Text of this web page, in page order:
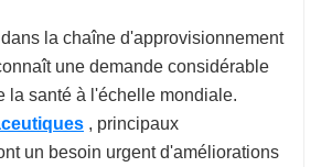
la chaîne d'approvisionnement
une demande considérable
la santé à l'échelle mondiale.
, principaux
un besoin urgent d'améliorations